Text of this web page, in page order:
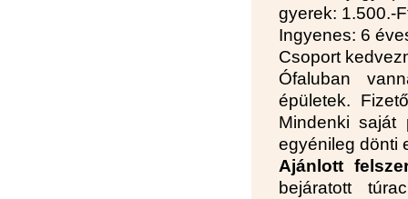
gyerek: 1.500.-
Ingyenes: 6
Csoport
Ófaluban
épületek.
Mindenki saját
egyénileg dönti
Ajánlott
bejáratott